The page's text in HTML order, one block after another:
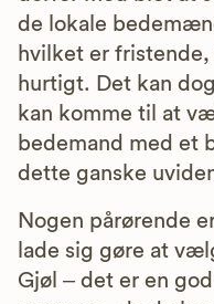
de lokale
hvilket er
hurtigt. Det kan
kan komme til at
bedemand med et
dette ganske
Nogen pårørende
lade sig gøre at
Gjøl – det er en